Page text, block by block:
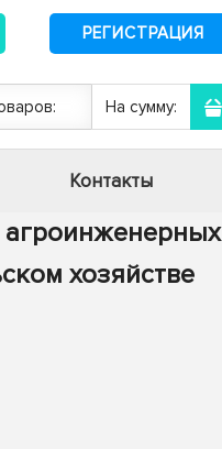
РЕГИСТРАЦИЯ
На сумму:
Контакты
хозяйстве